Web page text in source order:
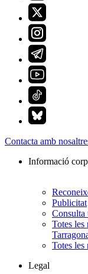
Contacta amb
Informació
Publicitat
Consulta
Totes les
Totes
Legal